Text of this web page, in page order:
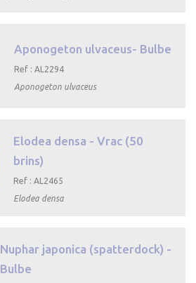
Aponogeton ulvaceus- Bulbe
Ref : AL2294
Aponogeton ulvaceus
Elodea densa - Vrac (50
brins)
Ref : AL2465
Elodea densa
Nuphar japonica (spatterdock) -
Bulbe